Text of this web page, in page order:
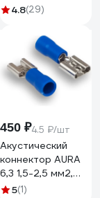
черная,
0.13 мм, 19 мм, 20
м 2000251
4.8(29)
450 ₽4.5 ₽/шт
Акустический
коннектор AURA
6,3 1,5-2,5 мм2,
(100шт.) ATS-
5(1)